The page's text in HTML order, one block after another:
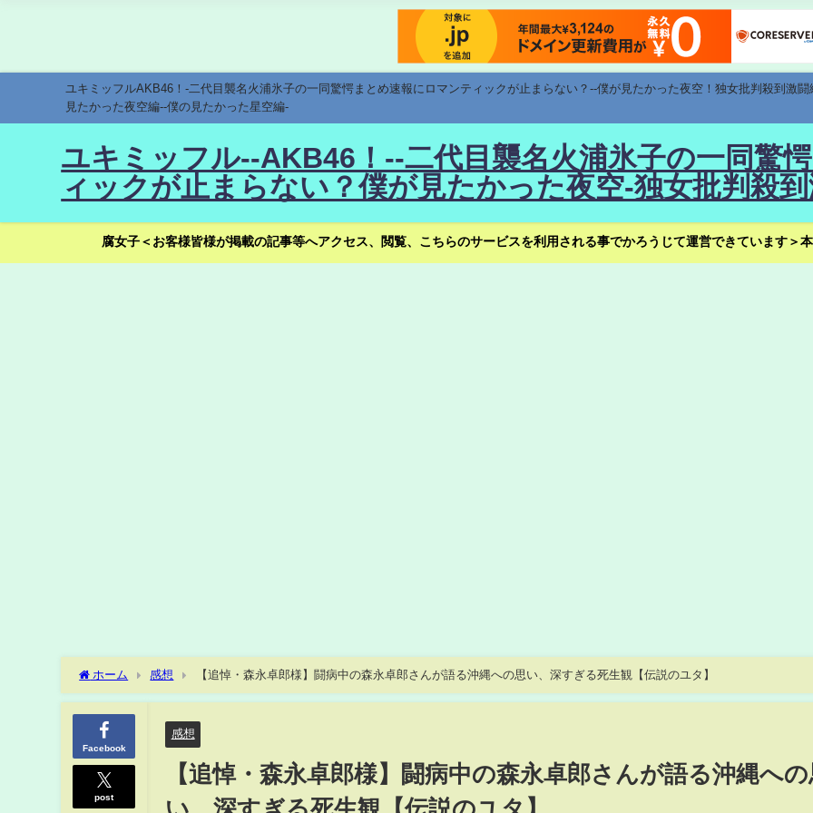
ユキミッフルAKB46！-二代目襲名火浦氷子の一同驚愕まとめ速報にロマンティックが止まらない？--僕が見たかった夜空！独女批判殺到激
見たかった夜空編--僕の見たかった星空編-
ユキミッフル--AKB46！--二代目襲名火浦氷子の一同驚
ィックが止まらない？僕が見たかった夜空-独女批判殺
腐女子＜お客様皆様が掲載の記事等へアクセス、閲覧、こちらのサービスを利用される事でかろうじて運営できています＞
ホーム 感想 【追悼・森永卓郎様】闘病中の森永卓郎さんが語る沖縄への思い、深すぎる死生観【伝説のユタ】
Facebook
post
感想
【追悼・森永卓郎様】闘病中の森永卓郎さんが語る沖縄へ